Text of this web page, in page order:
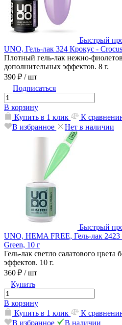
Быстрый
UNO, Гель-лак 324 Крокус -
Плотный гель-лак нежно-
дополнительных эффектов. 8 г.
390 ₽ / шт
Подписаться
В корзину
Купить в 1 клик
К
В избранное
Нет в наличии
Быстрый
UNO, HEMA FREE, Гель-лак
Green, 10 г
Гель-лак светло салатового цвета
эффектов. 10 г.
360 ₽ / шт
Купить
В корзину
Купить в 1 клик
К
В избранное
В наличии